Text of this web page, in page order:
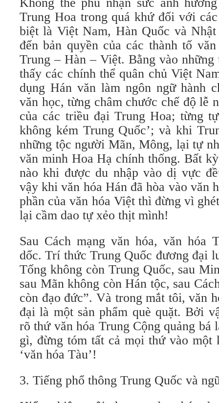
Trung Hoa trong quá khứ đối với
biệt là Việt Nam, Hàn Quốc và
đến bản quyền của các thành tố
Trung – Hàn – Việt. Bằng vào
thấy các chính thể quân chủ Việt
dụng Hán văn làm ngôn ngữ hành
văn học, từng châm chước chế độ lễ
của các triều đại Trung Hoa; từng
không kém Trung Quốc’; và khi
những tộc người Mãn, Mông, lại tự
văn minh Hoa Hạ chính thống. Bất
nào khi được du nhập vào dị vực
vậy khi văn hóa Hán đã hòa vào văn
phần của văn hóa Việt thì đừng vì
lại cầm dao tự xẻo thịt mình!
Sau Cách mạng văn hóa, văn hóa
dốc. Trí thức Trung Quốc đương đại
Tống không còn Trung Quốc, sau
sau Mãn không còn Hán tộc, sau
còn đạo đức”. Và trong mắt tôi, văn
đại là một sản phẩm què quặt. Bởi
rõ thứ văn hóa Trung Cộng quảng bá
gì, đừng tóm tất cả mọi thứ vào một
‘văn hóa Tàu’!
3. Tiếng phổ thông Trung Quốc và